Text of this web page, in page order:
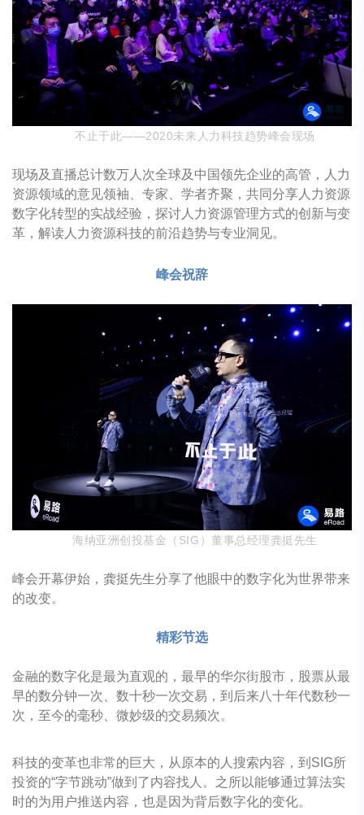
不止于此——2020未来人力科技趋势峰会现场
现场及直播总计数万人次全球及中国领先企业的高管，人力
资源领域的意见领袖、专家、学者齐聚，共同分享人力资源
数字化转型的实战经验，探讨人力资源管理方式的创新与变
革，解读人力资源科技的前沿趋势与专业洞见。
峰会祝辞
海纳亚洲创投基金（SIG）董事总经理龚挺先生
峰会开幕伊始，龚挺先生分享了他眼中的数字化为世界带来
的改变。
精彩节选
金融的数字化是最为直观的，最早的华尔街股市，股票从最
早的数分钟一次、数十秒一次交易，到后来八十年代数秒一
次，至今的毫秒、微妙级的交易频次。
科技的变革也非常的巨大，从原本的人搜索内容，到 SIG所
投资的“字节跳动”做到了内容找人。之所以能够通过算法实
时的为用户推送内容，也是因为背后数字化的变化。